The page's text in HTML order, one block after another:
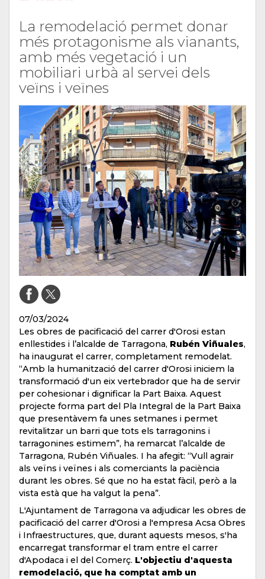
La remodelació permet donar
més protagonisme als vianants,
amb més vegetació i un
mobiliari urbà al servei dels
veïns i veïnes
07/03/2024
Les obres de pacificació del carrer d'Orosi estan
enllestides i l’alcalde de Tarragona, Rubén Viñuales,
ha inaugurat el carrer, completament remodelat.
“Amb la humanització del carrer d'Orosi iniciem la
transformació d'un eix vertebrador que ha de servir
per cohesionar i dignificar la Part Baixa. Aquest
projecte forma part del Pla Integral de la Part Baixa
que presentàvem fa unes setmanes i permet
revitalitzar un barri que tots els tarragonins i
tarragonines estimem”, ha remarcat l’alcalde de
Tarragona, Rubén Viñuales. I ha afegit: “Vull agrair
als veïns i veïnes i als comerciants la paciència
durant les obres. Sé que no ha estat fàcil, però a la
vista està que ha valgut la pena”.
L'Ajuntament de Tarragona va adjudicar les obres de
pacificació del carrer d'Orosi a l'empresa Acsa Obres
i Infraestructures, que, durant aquests mesos, s'ha
encarregat transformar el tram entre el carrer
d'Apodaca i el del Comerç. L'objectiu d'aquesta
remodelació, que ha comptat amb un